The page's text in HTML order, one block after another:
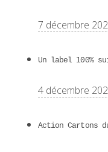
7 décembre
Un label 100%
4 décembre
Action Cartons